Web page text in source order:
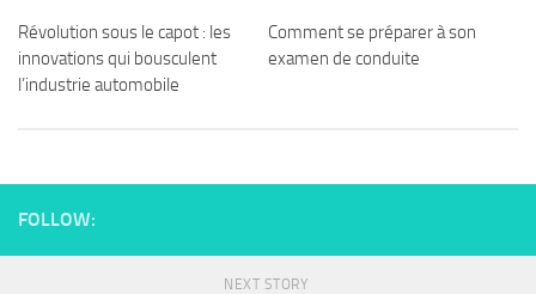
Révolution sous le capot : les
innovations qui bousculent
l’industrie automobile
Comment se préparer à son
examen de conduite
FOLLOW:
NEXT STORY